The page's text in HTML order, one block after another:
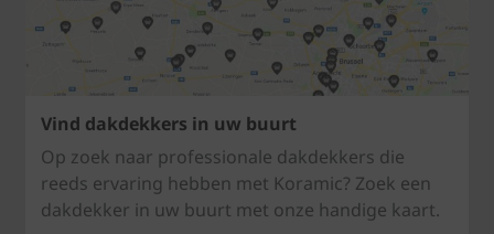
Vind dakdekkers in uw buurt
Op zoek naar professionale dakdekkers die
reeds ervaring hebben met Koramic? Zoek een
dakdekker in uw buurt met onze handige kaart.